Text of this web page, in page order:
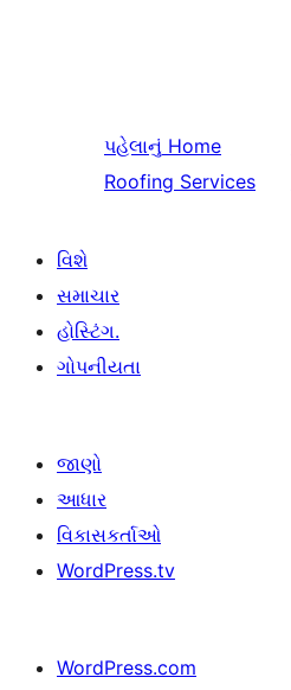
પહેલાનું Home
Roofing Services
વિશે
સમાચાર
હોસ્ટિંગ.
ગોપનીયતા
જાણો
આધાર
વિકાસકર્તાઓ
WordPress.tv
WordPress.com